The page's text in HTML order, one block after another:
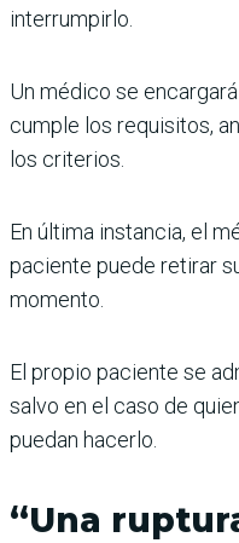
interrumpirlo.
Un médico se
cumple los requisitos,
los criterios.
En última instancia, el
paciente puede retirar
momento.
El propio paciente se
salvo en el caso de
puedan hacerlo.
“Una